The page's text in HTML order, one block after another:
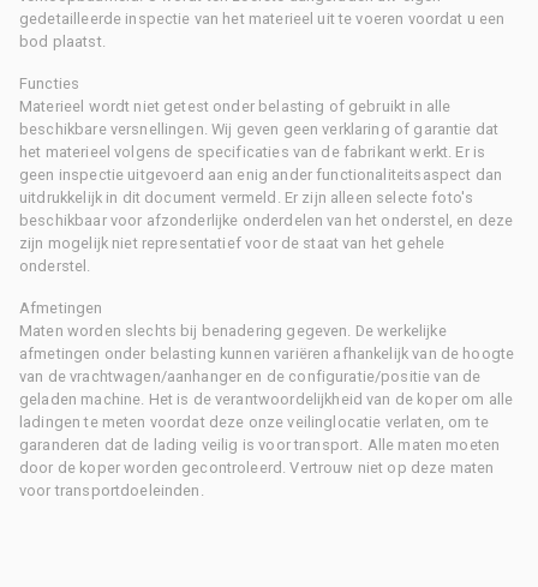
gedetailleerde inspectie van het materieel uit te voeren voordat u een
bod plaatst.
Functies
Materieel wordt niet getest onder belasting of gebruikt in alle
beschikbare versnellingen. Wij geven geen verklaring of garantie dat
het materieel volgens de specificaties van de fabrikant werkt. Er is
geen inspectie uitgevoerd aan enig ander functionaliteitsaspect dan
uitdrukkelijk in dit document vermeld. Er zijn alleen selecte foto's
beschikbaar voor afzonderlijke onderdelen van het onderstel, en deze
zijn mogelijk niet representatief voor de staat van het gehele
onderstel.
Afmetingen
Maten worden slechts bij benadering gegeven. De werkelijke
afmetingen onder belasting kunnen variëren afhankelijk van de hoogte
van de vrachtwagen/aanhanger en de configuratie/positie van de
geladen machine. Het is de verantwoordelijkheid van de koper om alle
ladingen te meten voordat deze onze veilinglocatie verlaten, om te
garanderen dat de lading veilig is voor transport. Alle maten moeten
door de koper worden gecontroleerd. Vertrouw niet op deze maten
voor transportdoeleinden.